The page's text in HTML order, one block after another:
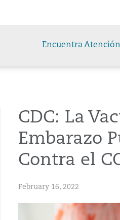
Encuentra Atención
CDC: La
Embarazo
Contra el
February 16, 2022